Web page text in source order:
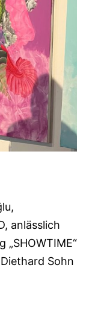
anlässlich
Sohn